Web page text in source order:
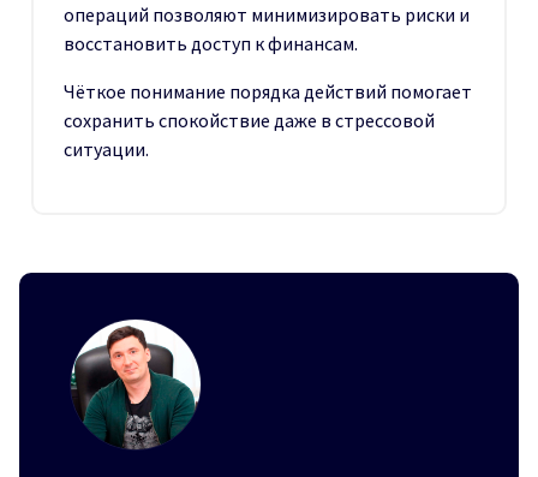
операций позволяют минимизировать риски и
восстановить доступ к финансам.
Чёткое понимание порядка действий помогает
сохранить спокойствие даже в стрессовой
ситуации.